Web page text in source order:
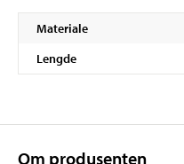
Materiale
Lengde
Om produsenten